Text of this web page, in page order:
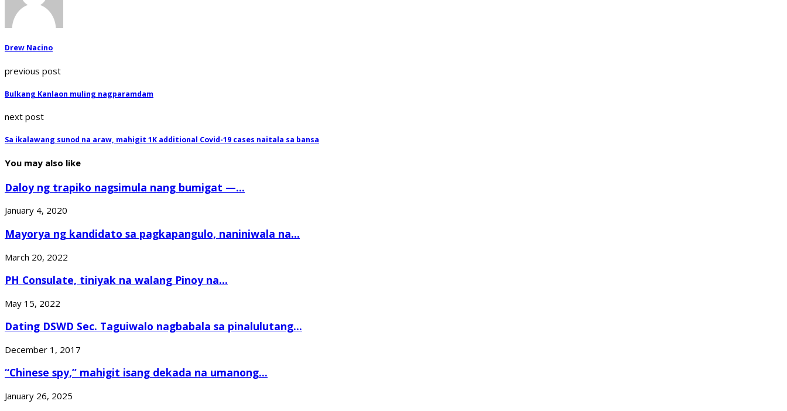
Drew Nacino
previous post
Bulkang Kanlaon muling nagparamdam
next post
Sa ikalawang sunod na araw, mahigit 1K additional Covid-19 cases naitala sa bansa
You may also like
Daloy ng trapiko nagsimula nang bumigat —...
January 4, 2020
Mayorya ng kandidato sa pagkapangulo, naniniwala na...
March 20, 2022
PH Consulate, tiniyak na walang Pinoy na...
May 15, 2022
Dating DSWD Sec. Taguiwalo nagbabala sa pinalulutang...
December 1, 2017
“Chinese spy,” mahigit isang dekada na umanong...
January 26, 2025